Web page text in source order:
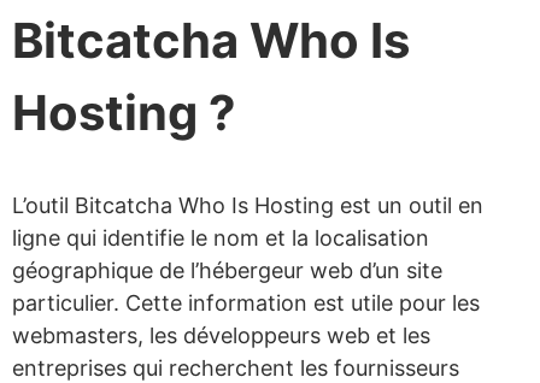
Bitcatcha Who Is
Hosting ?
L’outil Bitcatcha Who Is Hosting est un outil en
ligne qui identifie le nom et la localisation
géographique de l’hébergeur web d’un site
particulier. Cette information est utile pour les
webmasters, les développeurs web et les
entreprises qui recherchent les fournisseurs